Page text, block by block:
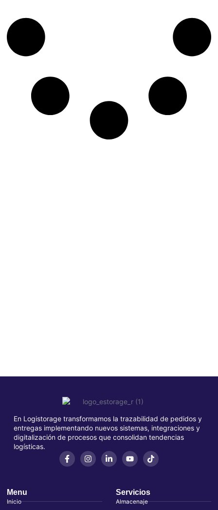
En Logistorage transformamos la trazabilidad de pedidos y
entregas implementando nuevos sistemas, integraciones y
digitalización de procesos que consolidan tendencias
logísticas.
Menu
Inicio
Servicios
Almacenaje